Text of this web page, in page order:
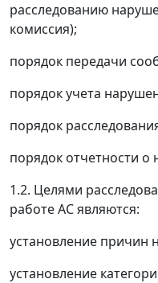
расследованию
комиссия);
порядок передачи
порядок учета
порядок
порядок отчетности о
1.2. Целями
работе АС являются:
установление причин
установление